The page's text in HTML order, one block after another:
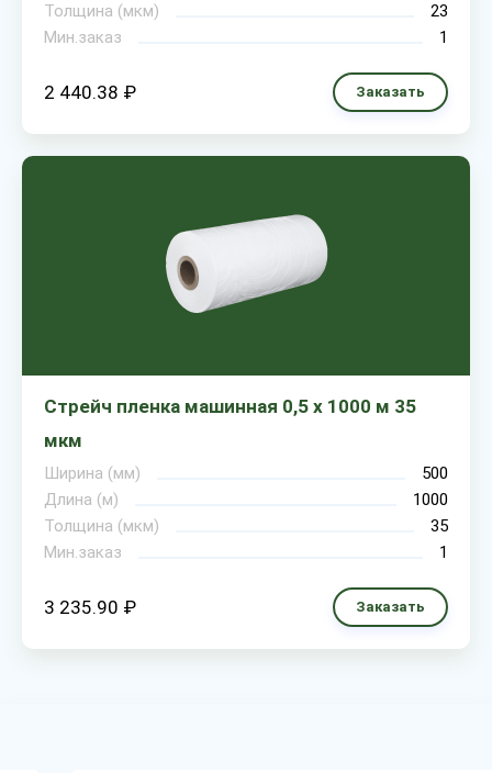
Толщина (мкм)
23
Мин.заказ
1
2 440.38 ₽ Заказать
Стрейч пленка машинная 0,5 х 1000 м 35
мкм
Ширина (мм)
500
Длина (м)
1000
Толщина (мкм)
35
Мин.заказ
1
3 235.90 ₽ Заказать